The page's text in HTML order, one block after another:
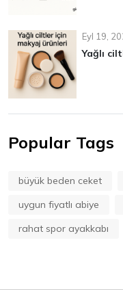
Eyl 19,
Yağlı
Popular Tags
büyük beden ceket
uygun fiyatlı abiye
rahat spor ayakkabı